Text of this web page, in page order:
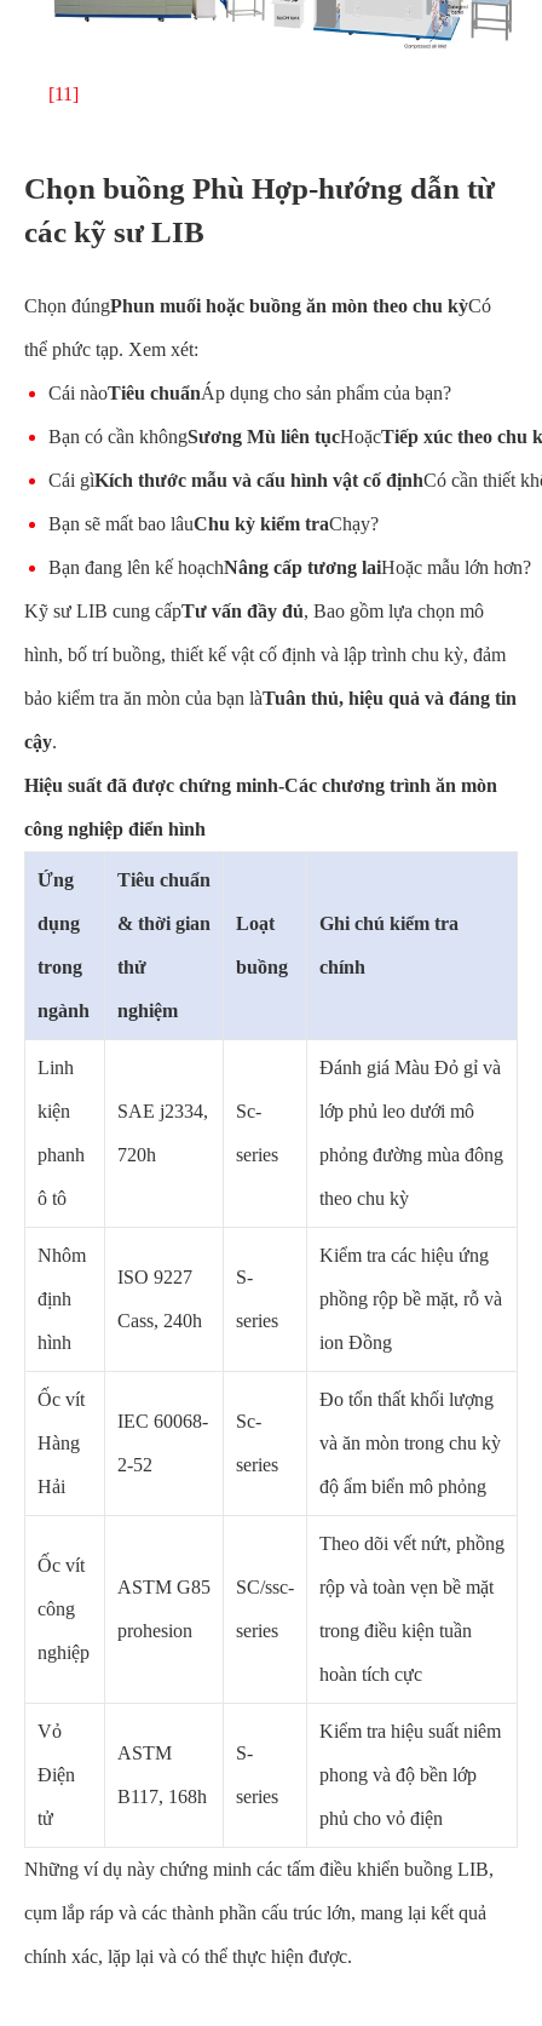
[11]
Chọn buồng Phù Hợp-hướng dẫn từ
các kỹ sư LIB
Chọn đúngPhun muối hoặc buồng ăn mòn theo chu kỳCó
thể phức tạp. Xem xét:
Cái nàoTiêu chuẩnÁp dụng cho sản phẩm của bạn?
Bạn có cần khôngSương Mù liên tụcHoặcTiếp xúc theo chu
Cái gìKích thước mẫu và cấu hình vật cố địnhCó cần thiết
Bạn sẽ mất bao lâuChu kỳ kiểm traChạy?
Bạn đang lên kế hoạchNâng cấp tương laiHoặc mẫu lớn hơn?
Kỹ sư LIB cung cấpTư vấn đầy đủ, Bao gồm lựa chọn mô
hình, bố trí buồng, thiết kế vật cố định và lập trình chu kỳ, đảm
bảo kiểm tra ăn mòn của bạn làTuân thủ, hiệu quả và đáng tin
cậy.
Hiệu suất đã được chứng minh-Các chương trình ăn mòn
công nghiệp điển hình
Ứng
dụng
trong
ngành
Tiêu chuẩn
& thời gian
thử
nghiệm
Loạt
buồng
Ghi chú kiểm tra
chính
Linh
kiện
phanh
ô tô
SAE j2334,
720h
Sc-
series
Đánh giá Màu Đỏ gỉ và
lớp phủ leo dưới mô
phỏng đường mùa đông
theo chu kỳ
Nhôm
định
hình
ISO 9227
Cass, 240h
S-
series
Kiểm tra các hiệu ứng
phồng rộp bề mặt, rỗ và
ion Đồng
Ốc vít
Hàng
Hải
IEC 60068-
2-52
Sc-
series
Đo tổn thất khối lượng
và ăn mòn trong chu kỳ
độ ẩm biển mô phỏng
Ốc vít
công
nghiệp
ASTM G85
prohesion
SC/ssc-
series
Theo dõi vết nứt, phồng
rộp và toàn vẹn bề mặt
trong điều kiện tuần
hoàn tích cực
Vỏ
Điện
tử
ASTM
B117, 168h
S-
series
Kiểm tra hiệu suất niêm
phong và độ bền lớp
phủ cho vỏ điện
Những ví dụ này chứng minh các tấm điều khiển buồng LIB,
cụm lắp ráp và các thành phần cấu trúc lớn, mang lại kết quả
chính xác, lặp lại và có thể thực hiện được.